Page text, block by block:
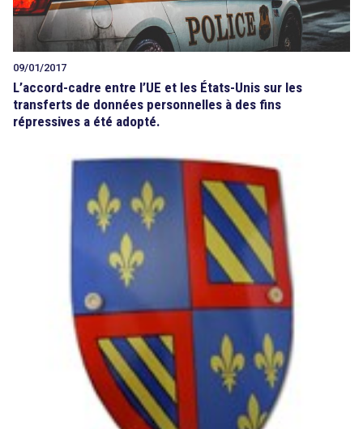
09/01/2017
L’accord-cadre entre l’UE et les États-Unis sur les
transferts de données personnelles à des fins
répressives a été adopté.